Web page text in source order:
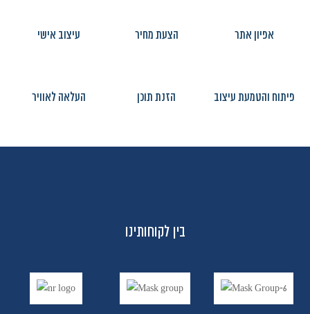
אפיון אתר הצעת מחיר עיצוב אישי
פיתוח והטמעת עיצוב הזנת תוכן העלאה לאוויר
בין לקוחותינו